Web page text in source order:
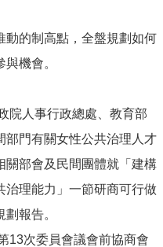
動的制高點，全盤規劃如何
機會。
院人事行政總處、教育部
部門有關女性公共治理人才
關部會及民間團體就「建構
治理能力」一節研商可行做
報告。
13次委員會議會前協商會